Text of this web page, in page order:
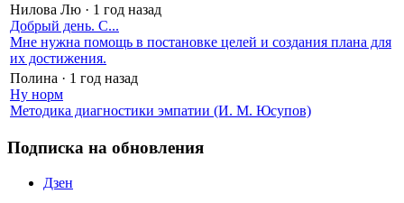
Нилова Лю · 1 год назад
Добрый день. С...
Мне нужна помощь в постановке целей и создания плана для
их достижения.
Полина · 1 год назад
Ну норм
Методика диагностики эмпатии (И. М. Юсупов)
Подписка на обновления
Дзен